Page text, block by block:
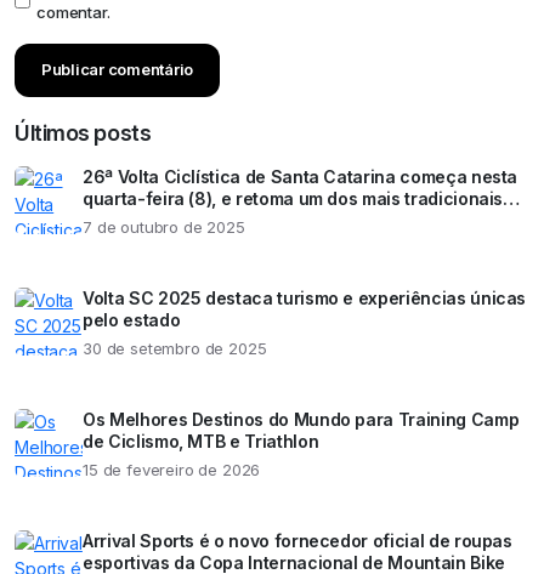
comentar.
Últimos posts
26ª Volta Ciclística de Santa Catarina começa nesta
quarta-feira (8), e retoma um dos mais tradicionais
eventos esportivos do estado
7 de outubro de 2025
Volta SC 2025 destaca turismo e experiências únicas
pelo estado
30 de setembro de 2025
Os Melhores Destinos do Mundo para Training Camp
de Ciclismo, MTB e Triathlon
15 de fevereiro de 2026
Arrival Sports é o novo fornecedor oficial de roupas
esportivas da Copa Internacional de Mountain Bike